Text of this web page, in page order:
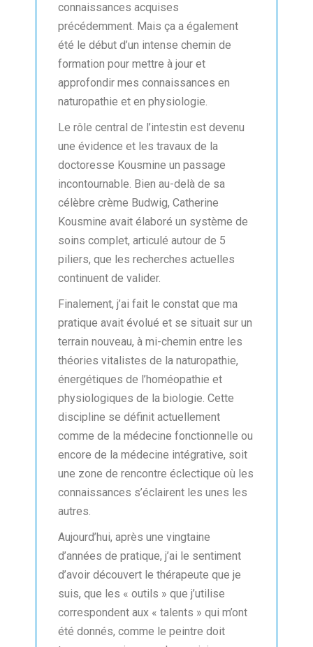
connaissances acquises
précédemment. Mais ça a également
été le début d’un intense chemin de
formation pour mettre à jour et
approfondir mes connaissances en
naturopathie et en physiologie.
Le rôle central de l’intestin est devenu
une évidence et les travaux de la
doctoresse Kousmine un passage
incontournable. Bien au-delà de sa
célèbre crème Budwig, Catherine
Kousmine avait élaboré un système de
soins complet, articulé autour de 5
piliers, que les recherches actuelles
continuent de valider.
Finalement, j’ai fait le constat que ma
pratique avait évolué et se situait sur un
terrain nouveau, à mi-chemin entre les
théories vitalistes de la naturopathie,
énergétiques de l’homéopathie et
physiologiques de la biologie. Cette
discipline se définit actuellement
comme de la médecine fonctionnelle ou
encore de la médecine intégrative, soit
une zone de rencontre éclectique où les
connaissances s’éclairent les unes les
autres.
Aujourd’hui, après une vingtaine
d’années de pratique, j’ai le sentiment
d’avoir découvert le thérapeute que je
suis, que les « outils » que j’utilise
correspondent aux « talents » qui m’ont
été donnés, comme le peintre doit